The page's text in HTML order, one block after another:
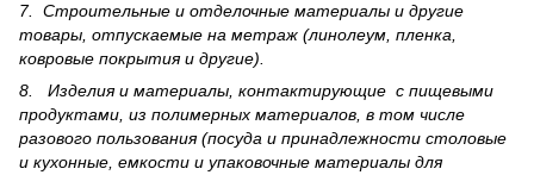
7. Строительные и отделочные материалы и другие
товары, отпускаемые на метраж (линолеум, пленка,
ковровые покрытия и другие).
8. Изделия и материалы, контактирующие с пищевыми
продуктами, из полимерных материалов, в том числе
разового пользования (посуда и принадлежности столовые
и кухонные, емкости и упаковочные материалы для